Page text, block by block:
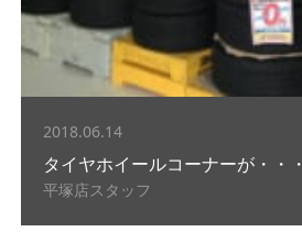
2018.06.14
タイヤホイールコーナーが・・・
平塚店スタッフ